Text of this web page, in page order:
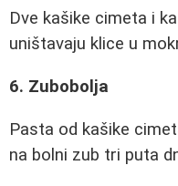
Dve kašike cimeta i
uništavaju klice u
6. Zubobolja
Pasta od kašike
na bolni zub tri puta